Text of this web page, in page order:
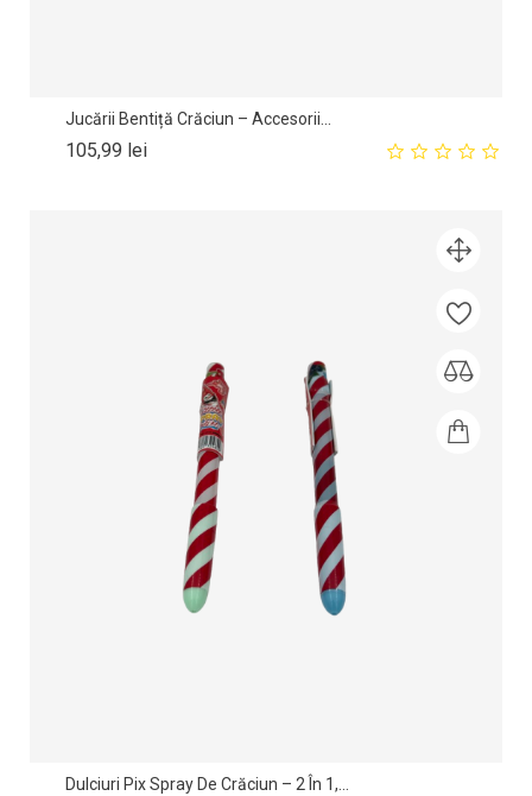
Jucării Bentiță Crăciun – Accesorii...
105,99 leiPret
Dulciuri Pix Spray De Crăciun – 2 În 1,...